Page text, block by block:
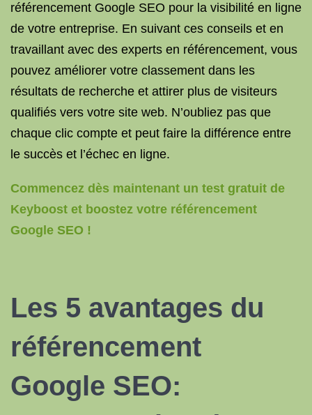
référencement Google SEO pour la visibilité en ligne
de votre entreprise. En suivant ces conseils et en
travaillant avec des experts en référencement, vous
pouvez améliorer votre classement dans les
résultats de recherche et attirer plus de visiteurs
qualifiés vers votre site web. N’oubliez pas que
chaque clic compte et peut faire la différence entre
le succès et l’échec en ligne.
Commencez dès maintenant un test gratuit de
Keyboost et boostez votre référencement
Google SEO !
Les 5 avantages du
référencement
Google SEO: